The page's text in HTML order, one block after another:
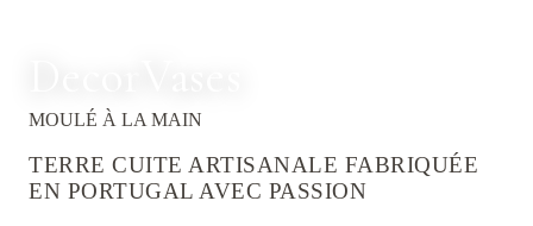
MOULÉ À LA MAIN
TERRE CUITE ARTISANALE FABRIQUÉE
EN PORTUGAL AVEC PASSION